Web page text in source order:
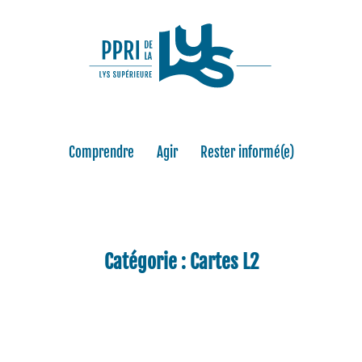
Comprendre Agir Rester informé(e)
Catégorie : Cartes L2